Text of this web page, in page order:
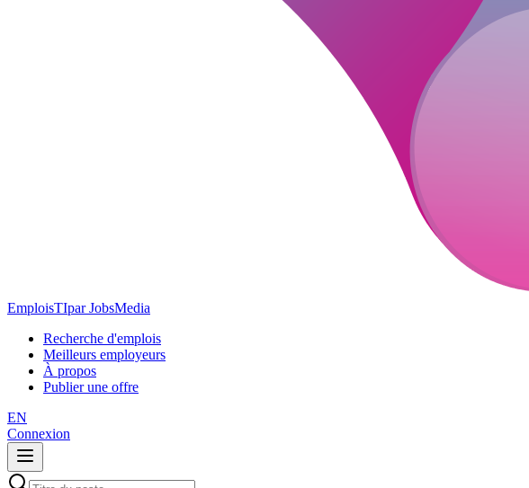
EmploisTIpar JobsMedia
Recherche d'emplois
Meilleurs employeurs
À propos
Publier une offre
EN
Connexion